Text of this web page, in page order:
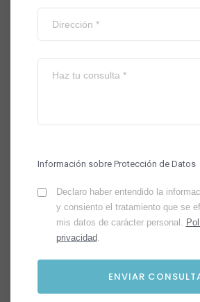
Información sobre Protección de Datos
Declaro haber entendido la
y consiento el tratamiento que se
mis datos de carácter personal.
privacidad.